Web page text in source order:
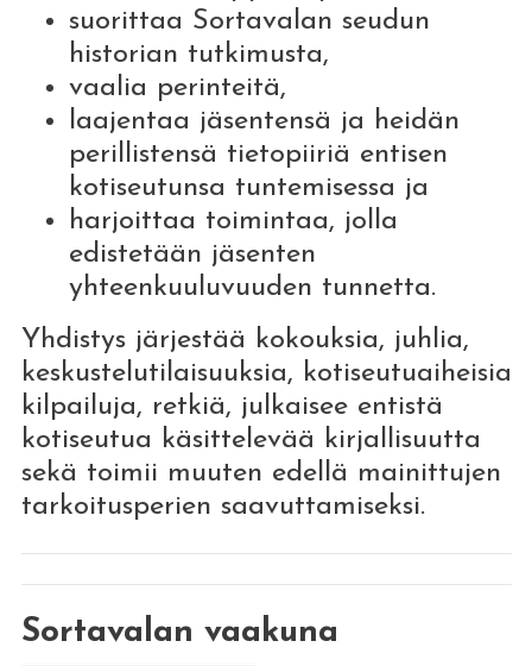
suorittaa Sortavalan seudun
historian tutkimusta,
vaalia perinteitä,
laajentaa jäsentensä ja heidän
perillistensä tietopiiriä entisen
kotiseutunsa tuntemisessa ja
harjoittaa toimintaa, jolla
edistetään jäsenten
yhteenkuuluvuuden tunnetta.
Yhdistys järjestää kokouksia, juhlia,
keskustelutilaisuuksia, kotiseutuaiheisia
kilpailuja, retkiä, julkaisee entistä
kotiseutua käsittelevää kirjallisuutta
sekä toimii muuten edellä mainittujen
tarkoitusperien saavuttamiseksi.
Sortavalan vaakuna